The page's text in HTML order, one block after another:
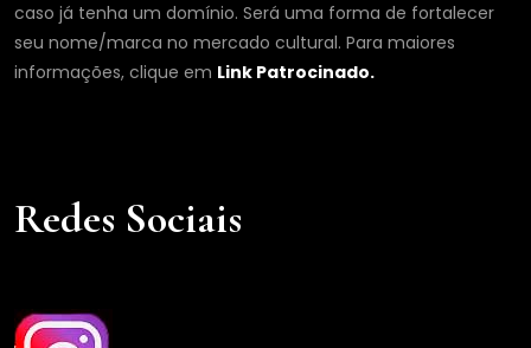
caso já tenha um domínio. Será uma forma de fortalecer
seu nome/marca no mercado cultural. Para maiores
informações, clique em Link Patrocinado.
Redes Sociais